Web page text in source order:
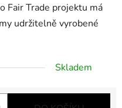
Fair Trade projektu má
udržitelně vyrobené
Skladem